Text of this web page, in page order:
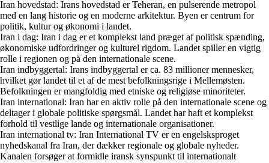
Iran hovedstad: Irans hovedstad er Teheran, en pulserende metropol
med en lang historie og en moderne arkitektur. Byen er centrum for
politik, kultur og økonomi i landet.
Iran i dag: Iran i dag er et komplekst land præget af politisk spænding,
økonomiske udfordringer og kulturel rigdom. Landet spiller en vigtig
rolle i regionen og på den internationale scene.
Iran indbyggertal: Irans indbyggertal er ca. 83 millioner mennesker,
hvilket gør landet til et af de mest befolkningsrige i Mellemøsten.
Befolkningen er mangfoldig med etniske og religiøse minoriteter.
Iran international: Iran har en aktiv rolle på den internationale scene og
deltager i globale politiske spørgsmål. Landet har haft et komplekst
forhold til vestlige lande og internationale organisationer.
Iran international tv: Iran International TV er en engelsksproget
nyhedskanal fra Iran, der dækker regionale og globale nyheder.
Kanalen forsøger at formidle iransk synspunkt til internationalt